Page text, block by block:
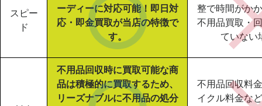
スピー
ド
ーディーに対応可能！即日対
応・即金買取が当店の特徴で
す。
整で時間がか
不用品買取・
ていない
不用品回収時に買取可能な商
品は積極的に買取するため、
リーズナブルに不用品の処分
不用品回収料
イクル料金な